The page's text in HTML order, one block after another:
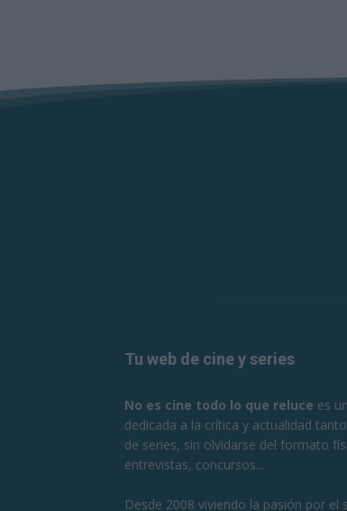
Tu web de cine y series
No es cine todo lo que reluce es
dedicada a la crítica y actualidad
de series, sin olvidarse del formato
entrevistas, concursos...
Desde 2008 viviendo la pasión por el